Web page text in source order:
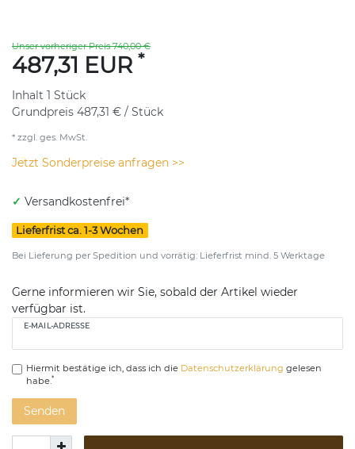
Unser vorheriger Preis 740,00 €
487,31 EUR *
Inhalt 1 Stück
Grundpreis 487,31 € / Stück
* zzgl. ges. MwSt.
Jetzt Sonderpreise anfragen >>
✓ Versandkostenfrei*
Lieferfrist ca. 1-3 Wochen
Bei Lieferung per Spedition und vorrätig: Lieferfrist mind. 5 Werktage
Gerne informieren wir Sie, sobald der Artikel wieder
verfügbar ist.
E-MAIL-ADRESSE
Hiermit bestätige ich, dass ich die Daten­schutz­erklärung gelesen
habe. *
Senden